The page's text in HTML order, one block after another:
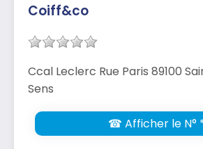
Coiff&co
Ccal Leclerc Rue Paris 89100
Sens
☎ Afficher le N°